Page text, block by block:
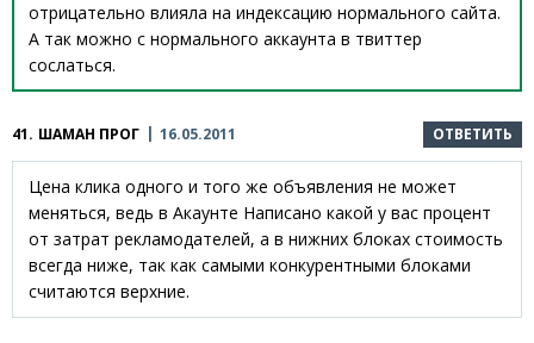
отрицательно влияла на индексацию нормального сайта.
А так можно с нормального аккаунта в твиттер
сослаться.
41. ШАМАН ПРОГ 16.05.2011 ОТВЕТИТЬ
Цена клика одного и того же объявления не может
меняться, ведь в Акаунте Написано какой у вас процент
от затрат рекламодателей, а в нижних блоках стоимость
всегда ниже, так как самыми конкурентными блоками
считаются верхние.